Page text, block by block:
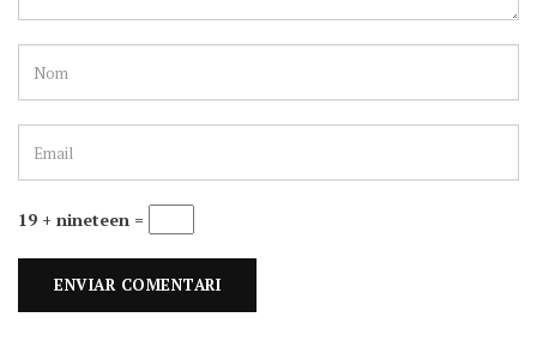
19 + nineteen =